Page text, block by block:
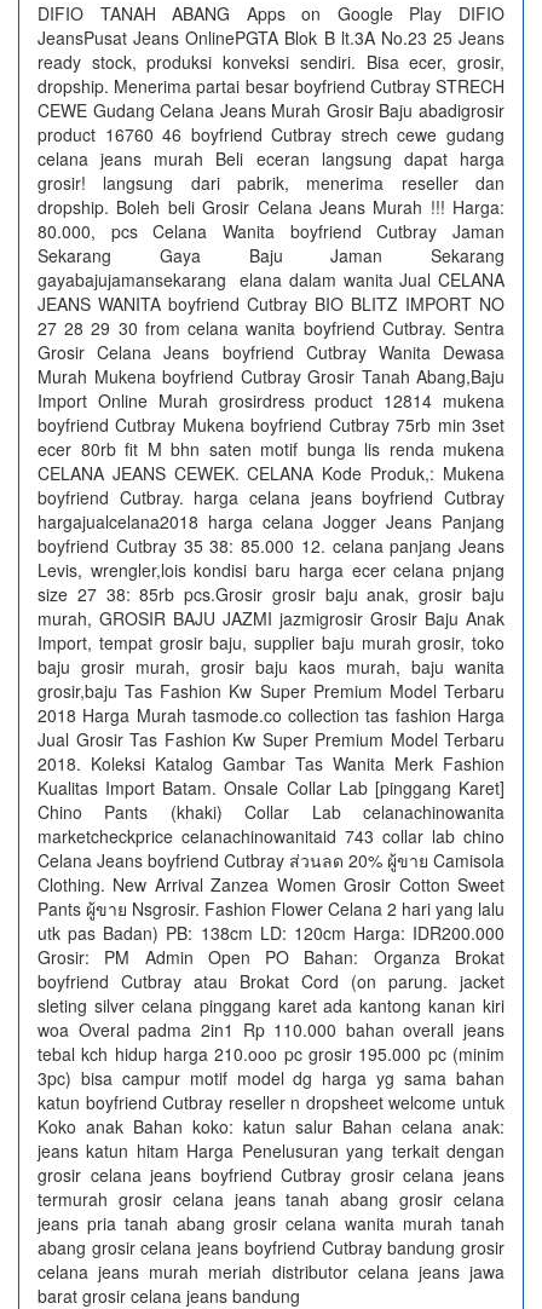
DIFIO TANAH ABANG Apps on Google Play DIFIO
JeansPusat Jeans OnlinePGTA Blok B lt.3A No.23 25 Jeans
ready stock, produksi konveksi sendiri. Bisa ecer, grosir,
dropship. Menerima partai besar boyfriend Cutbray STRECH
CEWE Gudang Celana Jeans Murah Grosir Baju abadigrosir
product 16760 46 boyfriend Cutbray strech cewe gudang
celana jeans murah Beli eceran langsung dapat harga
grosir! langsung dari pabrik, menerima reseller dan
dropship. Boleh beli Grosir Celana Jeans Murah !!! Harga:
80.000, pcs Celana Wanita boyfriend Cutbray Jaman
Sekarang Gaya Baju Jaman Sekarang
gayabajujamansekarang elana dalam wanita Jual CELANA
JEANS WANITA boyfriend Cutbray BIO BLITZ IMPORT NO
27 28 29 30 from celana wanita boyfriend Cutbray. Sentra
Grosir Celana Jeans boyfriend Cutbray Wanita Dewasa
Murah Mukena boyfriend Cutbray Grosir Tanah Abang,Baju
Import Online Murah grosirdress product 12814 mukena
boyfriend Cutbray Mukena boyfriend Cutbray 75rb min 3set
ecer 80rb fit M bhn saten motif bunga lis renda mukena
CELANA JEANS CEWEK. CELANA Kode Produk,: Mukena
boyfriend Cutbray. harga celana jeans boyfriend Cutbray
hargajualcelana2018 harga celana Jogger Jeans Panjang
boyfriend Cutbray 35 38: 85.000 12. celana panjang Jeans
Levis, wrengler,lois kondisi baru harga ecer celana pnjang
size 27 38: 85rb pcs.Grosir grosir baju anak, grosir baju
murah, GROSIR BAJU JAZMI jazmigrosir Grosir Baju Anak
Import, tempat grosir baju, supplier baju murah grosir, toko
baju grosir murah, grosir baju kaos murah, baju wanita
grosir,baju Tas Fashion Kw Super Premium Model Terbaru
2018 Harga Murah tasmode.co collection tas fashion Harga
Jual Grosir Tas Fashion Kw Super Premium Model Terbaru
2018. Koleksi Katalog Gambar Tas Wanita Merk Fashion
Kualitas Import Batam. Onsale Collar Lab [pinggang Karet]
Chino Pants (khaki) Collar Lab celanachinowanita
marketcheckprice celanachinowanitaid 743 collar lab chino
Celana Jeans boyfriend Cutbray ส่วนลด 20% ผู้ขาย Camisola
Clothing. New Arrival Zanzea Women Grosir Cotton Sweet
Pants ผู้ขาย Nsgrosir. Fashion Flower Celana 2 hari yang lalu
utk pas Badan) PB: 138cm LD: 120cm Harga: IDR200.000
Grosir: PM Admin Open PO Bahan: Organza Brokat
boyfriend Cutbray atau Brokat Cord (on parung. jacket
sleting silver celana pinggang karet ada kantong kanan kiri
woa Overal padma 2in1 Rp 110.000 bahan overall jeans
tebal kch hidup harga 210.ooo pc grosir 195.000 pc (minim
3pc) bisa campur motif model dg harga yg sama bahan
katun boyfriend Cutbray reseller n dropsheet welcome untuk
Koko anak Bahan koko: katun salur Bahan celana anak:
jeans katun hitam Harga Penelusuran yang terkait dengan
grosir celana jeans boyfriend Cutbray grosir celana jeans
termurah grosir celana jeans tanah abang grosir celana
jeans pria tanah abang grosir celana wanita murah tanah
abang grosir celana jeans boyfriend Cutbray bandung grosir
celana jeans murah meriah distributor celana jeans jawa
barat grosir celana jeans bandung